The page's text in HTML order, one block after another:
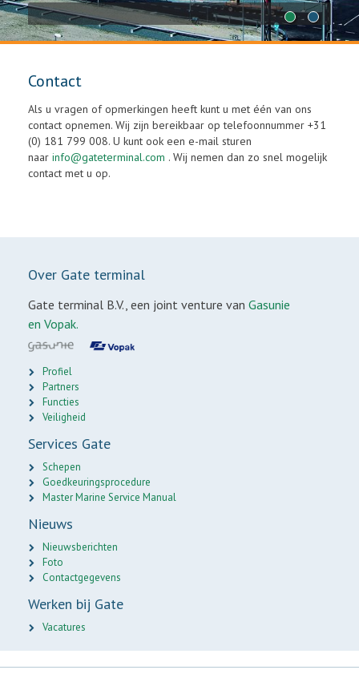
1 2
Contact
Als u vragen of opmerkingen heeft kunt u met één van ons
contact opnemen. Wij zijn bereikbaar op telefoonnummer +31
(0) 181 799 008. U kunt ook een e-mail sturen
naar info@gateterminal.com . Wij nemen dan zo snel mogelijk
contact met u op.
Over Gate terminal
Gate terminal B.V., een joint venture van Gasunie
en Vopak.
Profiel
Partners
Functies
Veiligheid
Services Gate
Schepen
Goedkeuringsprocedure
Master Marine Service Manual
Nieuws
Nieuwsberichten
Foto
Contactgegevens
Werken bij Gate
Vacatures